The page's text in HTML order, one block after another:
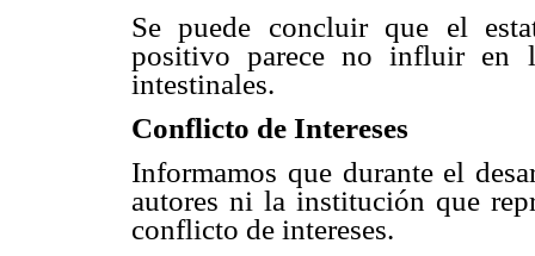
Se puede concluir que el
positivo parece no influir en
intestinales.
Conflicto de Intereses
Informamos que durante el
autores ni la institución que
conflicto de intereses.